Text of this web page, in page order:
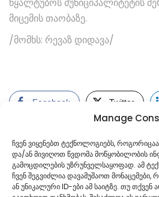
Manage
ჩვენ ვიყენებთ ტექნოლოგიებს,
და/ან მივიღოთ წვდომა მოწყობილობის
გამოცდილების უზრუნველსაყოფად. ამ
ჩვენ შეგვიძლია დავამუშაოთ მონაცემები,
ან უნიკალური ID-ები ამ საიტზე. თუ თქვენ
მიცემის თაობაზე.
/მომხს: რევაზ დიდავა/
Facebook Twitter